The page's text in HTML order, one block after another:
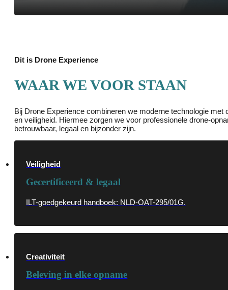
Dit is Drone Experience
WAAR WE VOOR STAAN
Bij Drone Experience combineren we moderne technologie met
en veiligheid. Hiermee zorgen we voor professionele drone-
betrouwbaar, legaal en bijzonder zijn.
Veiligheid
Gecertificeerd & legaal
ILT-goedgekeurd handboek: NLD-OAT-295/01G.
Creativiteit
Beleving in elke opname